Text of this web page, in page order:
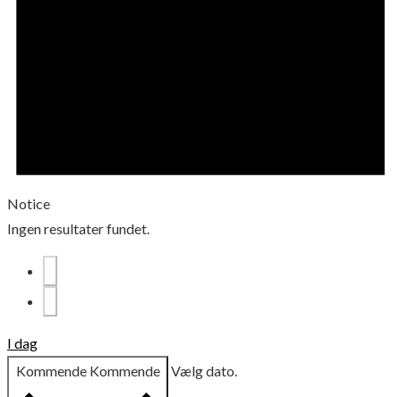
Notice
Ingen resultater fundet.
I dag
Kommende Kommende Vælg dato.